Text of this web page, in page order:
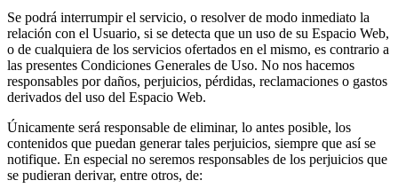
Se podrá interrumpir el servicio, o resolver de modo inmediato la
relación con el Usuario, si se detecta que un uso de su Espacio Web,
o de cualquiera de los servicios ofertados en el mismo, es contrario a
las presentes Condiciones Generales de Uso. No nos hacemos
responsables por daños, perjuicios, pérdidas, reclamaciones o gastos
derivados del uso del Espacio Web.
Únicamente será responsable de eliminar, lo antes posible, los
contenidos que puedan generar tales perjuicios, siempre que así se
notifique. En especial no seremos responsables de los perjuicios que
se pudieran derivar, entre otros, de: